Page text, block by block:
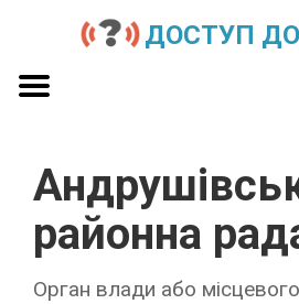
ДОСТУП
районна
Орган влади або місцевого